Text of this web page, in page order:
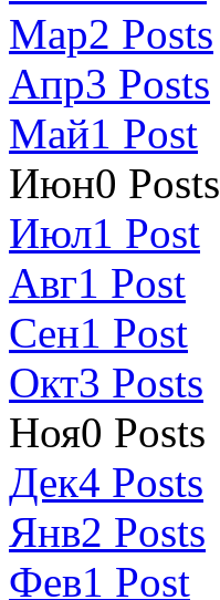
Мар2 Posts
Апр3 Posts
Май1 Post
Июн0 Posts
Июл1 Post
Авг1 Post
Сен1 Post
Окт3 Posts
Ноя0 Posts
Дек4 Posts
Янв2 Posts
Фев1 Post